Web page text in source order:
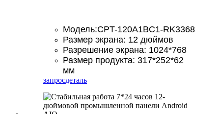
Модель:CPT-120A1BC1-RK3368
Размер экрана: 12 дюймов
Разрешение экрана: 1024*768
Размер продукта: 317*252*62
мм
запросдеталь